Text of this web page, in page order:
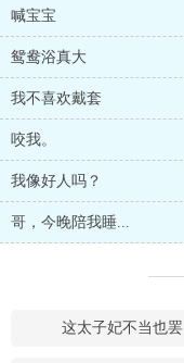
喊宝宝
鸳鸯浴真大
我不喜欢戴套
咬我。
我像好人吗？
哥，今晚陪我睡...
这太子妃不当也罢